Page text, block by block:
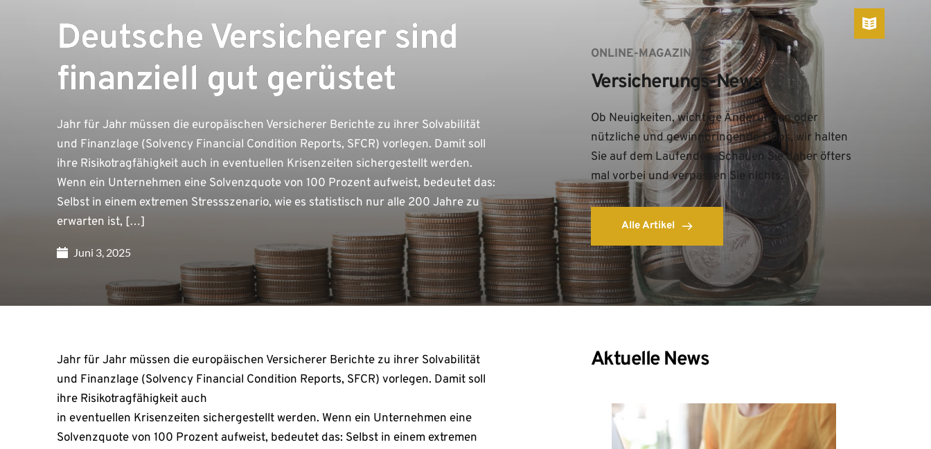
Deutsche Versicherer sind
finanziell gut gerüstet
Jahr für Jahr müssen die europäischen Versicherer Berichte zu ihrer Solvabilität
und Finanzlage (Solvency Financial Condition Reports, SFCR) vorlegen. Damit soll
ihre Risikotragfähigkeit auch in eventuellen Krisenzeiten sichergestellt werden.
Wenn ein Unternehmen eine Solvenzquote von 100 Prozent aufweist, bedeutet das:
Selbst in einem extremen Stressszenario, wie es statistisch nur alle 200 Jahre zu
erwarten ist, […]
Juni 3, 2025
ONLINE-MAGAZIN
Versicherungs-News
Ob Neuigkeiten, wichtige Änderungen oder
nützliche und gewinnbringende Tipps, wir halten
Sie auf dem Laufenden. Schauen Sie daher öfters
mal vorbei und verpassen Sie nichts.
Alle Artikel
Jahr für Jahr müssen die europäischen Versicherer Berichte zu ihrer Solvabilität
und Finanzlage (Solvency Financial Condition Reports, SFCR) vorlegen. Damit soll
ihre Risikotragfähigkeit auch
in eventuellen Krisenzeiten sichergestellt werden. Wenn ein Unternehmen eine
Solvenzquote von 100 Prozent aufweist, bedeutet das: Selbst in einem extremen
Aktuelle News